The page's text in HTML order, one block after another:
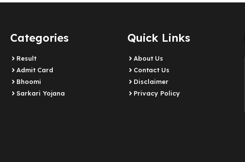
Categories
Result
Admit Card
Bhoomi
Sarkari Yojana
Quick Links
About Us
Contact Us
Disclaimer
Privacy Policy